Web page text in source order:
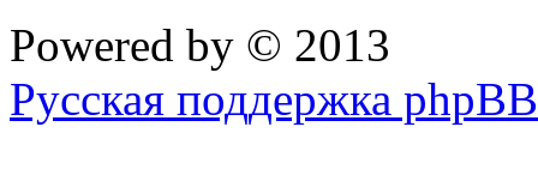
Powered by © 2013
Русская поддержка phpBB